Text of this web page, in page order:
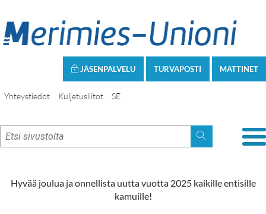
MATTINET
TURVAPOSTI
JÄSENPALVELU
Yhteystiedot Kuljetusliitot SE
Hyvää joulua ja onnellista uutta vuotta 2025 kaikille entisille
kamuille!